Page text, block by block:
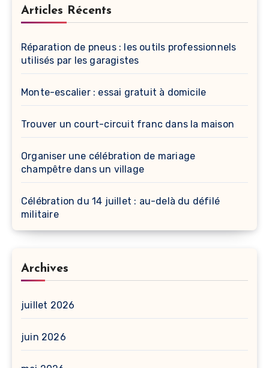
Articles Récents
Réparation de pneus : les outils professionnels
utilisés par les garagistes
Monte-escalier : essai gratuit à domicile
Trouver un court-circuit franc dans la maison
Organiser une célébration de mariage
champêtre dans un village
Célébration du 14 juillet : au-delà du défilé
militaire
Archives
juillet 2026
juin 2026